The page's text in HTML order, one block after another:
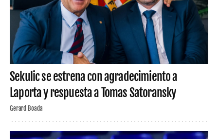
Sekulic se estrena con agradecimiento a
Laporta y respuesta a Tomas Satoransky
Gerard Boada